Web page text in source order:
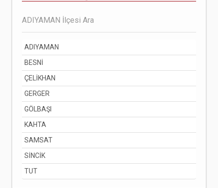
ADIYAMAN
BESNİ
ÇELİKHAN
GERGER
GÖLBAŞI
KAHTA
SAMSAT
SİNCİK
TUT